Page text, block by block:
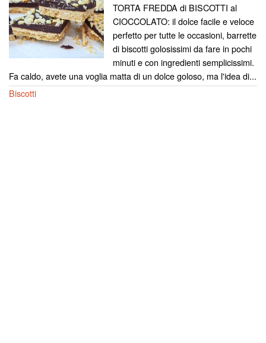
TORTA FREDDA di BISCOTTI al
CIOCCOLATO: il dolce facile e veloce
perfetto per tutte le occasioni, barrette
di biscotti golosissimi da fare in pochi
minuti e con ingredienti semplicissimi.
Fa caldo, avete una voglia matta di un dolce goloso, ma l'idea di...
Biscotti